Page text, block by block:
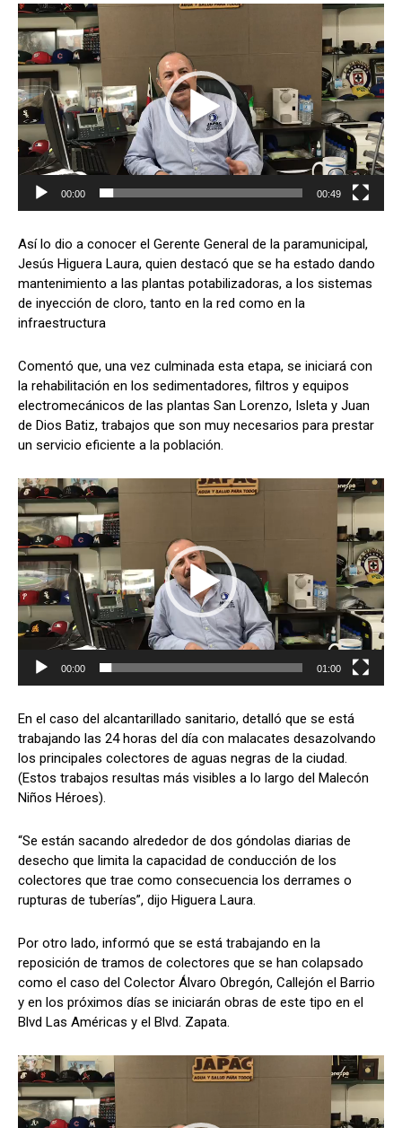
p
k
R
e
p
r
o
d
c
t
r
e
v
í
d
e
00:00 00:49
Así lo dio a conocer el Gerente General de la paramunicipal,
Jesús Higuera Laura, quien destacó que se ha estado dando
mantenimiento a las plantas potabilizadoras, a los sistemas
de inyección de cloro, tanto en la red como en la
infraestructura
Comentó que, una vez culminada esta etapa, se iniciará con
la rehabilitación en los sedimentadores, filtros y equipos
electromecánicos de las plantas San Lorenzo, Isleta y Juan
de Dios Batiz, trabajos que son muy necesarios para prestar
un servicio eficiente a la población.
R
e
p
r
o
d
u
c
r
e
v
í
d
e
00:00 01:00
En el caso del alcantarillado sanitario, detalló que se está
trabajando las 24 horas del día con malacates desazolvando
los principales colectores de aguas negras de la ciudad.
(Estos trabajos resultas más visibles a lo largo del Malecón
Niños Héroes).
“Se están sacando alrededor de dos góndolas diarias de
desecho que limita la capacidad de conducción de los
colectores que trae como consecuencia los derrames o
rupturas de tuberías”, dijo Higuera Laura.
Por otro lado, informó que se está trabajando en la
reposición de tramos de colectores que se han colapsado
como el caso del Colector Álvaro Obregón, Callejón el Barrio
y en los próximos días se iniciarán obras de este tipo en el
Blvd Las Américas y el Blvd. Zapata.
R
e
p